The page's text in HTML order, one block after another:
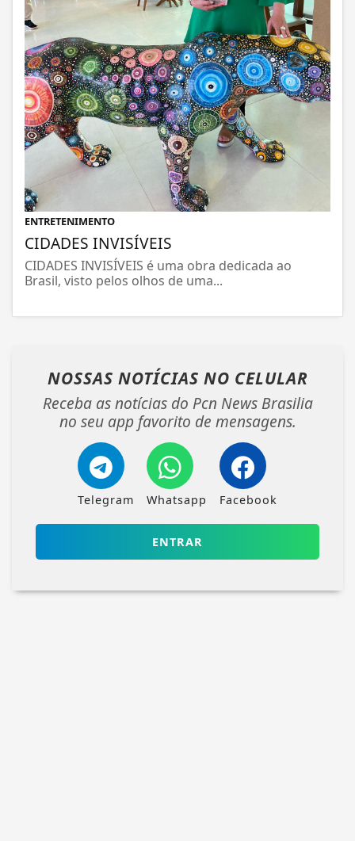
ENTRETENIMENTO
CIDADES INVISÍVEIS
CIDADES INVISÍVEIS é uma obra dedicada ao
Brasil, visto pelos olhos de uma...
NOSSAS NOTÍCIAS NO CELULAR
Receba as notícias do Pcn News Brasilia
no seu app favorito de mensagens.
Telegram Whatsapp Facebook
ENTRAR